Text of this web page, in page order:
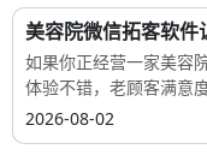
美容院微信拓客软件
如果你正经营一家美容
体验不错，老顾客满意
2026-08-02